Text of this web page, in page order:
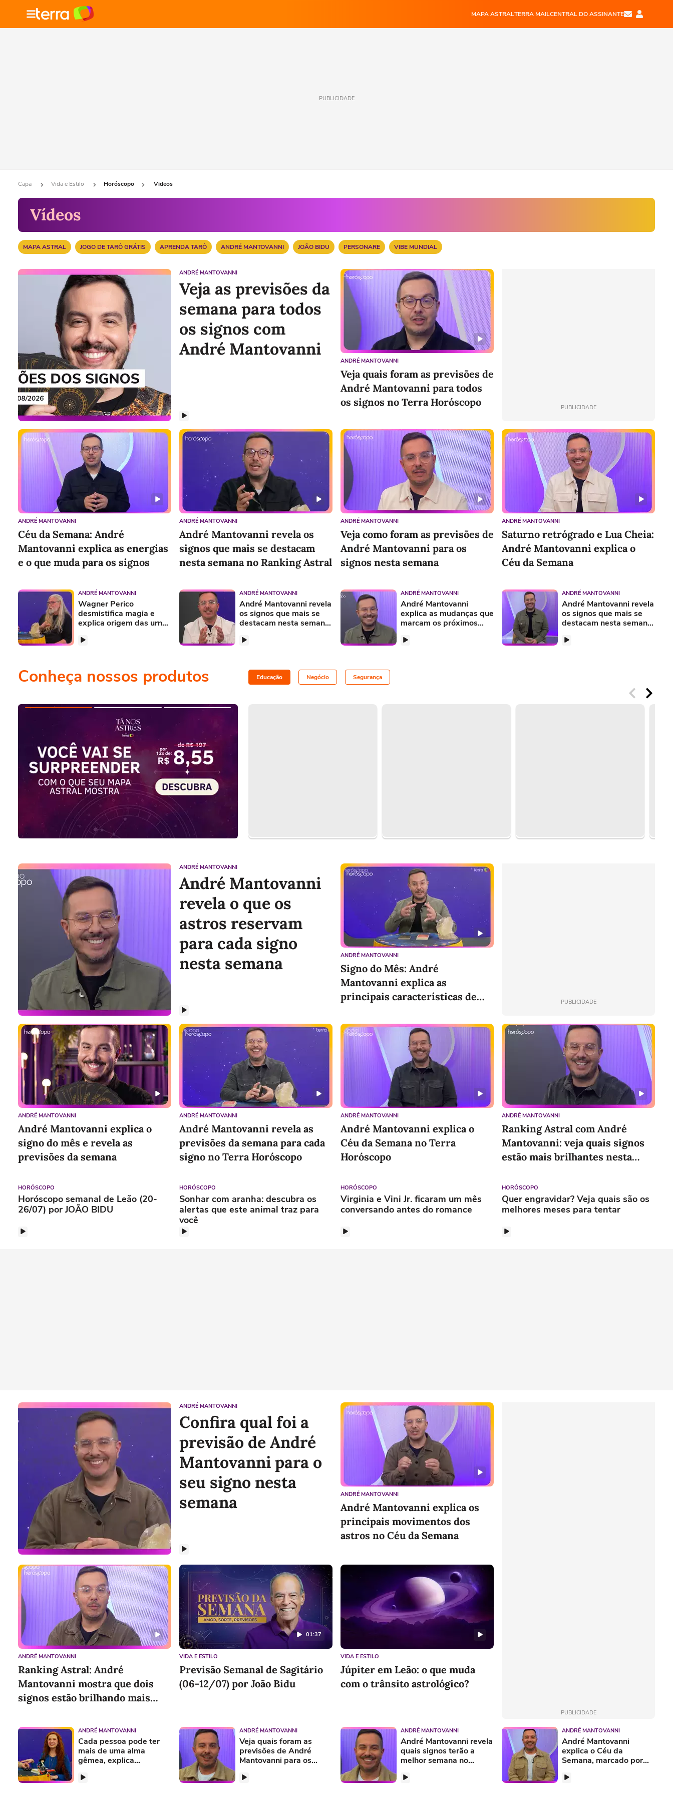
MAPA ASTRALTERRA MAILCENTRAL DO ASSINANTE
PUBLICIDADE
Capa Vida e Estilo Horóscopo Videos
Vídeos
MAPA ASTRAL JOGO DE TARÔ GRÁTIS APRENDA TARÔ ANDRÉ MANTOVANNI JOÃO BIDU PERSONARE VIBE MUNDIAL
ANDRÉ MANTOVANNI
Veja as previsões da
semana para todos
os signos com
André Mantovanni
ANDRÉ MANTOVANNI
Veja quais foram as previsões de
André Mantovanni para todos
os signos no Terra Horóscopo
PUBLICIDADE
ANDRÉ MANTOVANNI
Céu da Semana: André
Mantovanni explica as energias
e o que muda para os signos
ANDRÉ MANTOVANNI
André Mantovanni revela os
signos que mais se destacam
nesta semana no Ranking Astral
ANDRÉ MANTOVANNI
Veja como foram as previsões de
André Mantovanni para os
signos nesta semana
ANDRÉ MANTOVANNI
Saturno retrógrado e Lua Cheia:
André Mantovanni explica o
Céu da Semana
ANDRÉ MANTOVANNI
Wagner Perico
desmistifica magia e
explica origem das urnas
André Mantovanni
ANDRÉ MANTOVANNI
André Mantovanni revela
os signos que mais se
destacam nesta semana
ANDRÉ MANTOVANNI
André Mantovanni
explica as mudanças que
marcam os próximos
ANDRÉ MANTOVANNI
André Mantovanni revela
os signos que mais se
destacam nesta semana
Conheça nossos produtos Educação Negócio Segurança
ANDRÉ MANTOVANNI
André Mantovanni
revela o que os
astros reservam
para cada signo
nesta semana
ANDRÉ MANTOVANNI
Signo do Mês: André
Mantovanni explica as
principais características de
PUBLICIDADE
ANDRÉ MANTOVANNI
André Mantovanni explica o
signo do mês e revela as
previsões da semana
ANDRÉ MANTOVANNI
André Mantovanni revela as
previsões da semana para cada
signo no Terra Horóscopo
ANDRÉ MANTOVANNI
André Mantovanni explica o
Céu da Semana no Terra
Horóscopo
ANDRÉ MANTOVANNI
Ranking Astral com André
Mantovanni: veja quais signos
estão mais brilhantes nesta
HORÓSCOPO
Horóscopo semanal de Leão (20-
26/07) por JOÃO BIDU
HORÓSCOPO
Sonhar com aranha: descubra os
alertas que este animal traz para
você
HORÓSCOPO
Virginia e Vini Jr. ficaram um mês
conversando antes do romance
HORÓSCOPO
Quer engravidar? Veja quais são os
melhores meses para tentar
ANDRÉ MANTOVANNI
Confira qual foi a
previsão de André
Mantovanni para o
seu signo nesta
semana
ANDRÉ MANTOVANNI
André Mantovanni explica os
principais movimentos dos
astros no Céu da Semana
PUBLICIDADE
ANDRÉ MANTOVANNI
Ranking Astral: André
Mantovanni mostra que dois
signos estão brilhando mais
VIDA E ESTILO
Previsão Semanal de Sagitário
(06-12/07) por João Bidu
01:37
VIDA E ESTILO
Júpiter em Leão: o que muda
com o trânsito astrológico?
ANDRÉ MANTOVANNI
Cada pessoa pode ter
mais de uma alma
gêmea, explica
Rhiel
ANDRÉ MANTOVANNI
Veja quais foram as
previsões de André
Mantovanni para os
ANDRÉ MANTOVANNI
André Mantovanni revela
quais signos terão a
melhor semana no
ANDRÉ MANTOVANNI
André Mantovanni
explica o Céu da
Semana, marcado por
confira